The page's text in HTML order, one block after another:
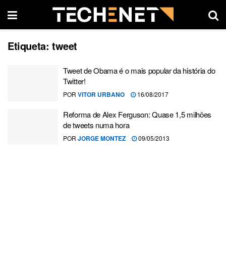
Etiqueta: tweet
Tweet de Obama é o mais popular da história do
Twitter!
POR VITOR URBANO 16/08/2017
Reforma de Alex Ferguson: Quase 1,5 milhões
de tweets numa hora
POR JORGE MONTEZ 09/05/2013